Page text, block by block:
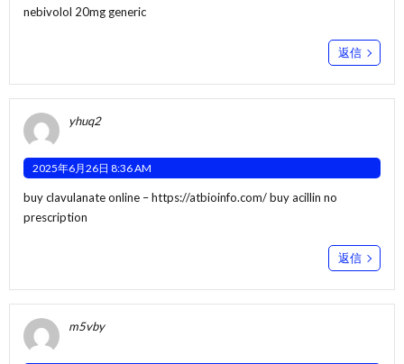
nebivolol 20mg generic
返信
yhuq2
2025年6月26日 8:36 AM
buy clavulanate online –https://atbioinfo.com/buy acillin no
prescription
返信
m5vby